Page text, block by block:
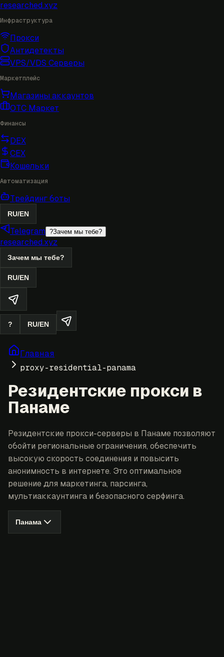
researched.xyz
Инфраструктура
Прокси
Антидетекты
VPS/VDS Серверы
Маркетплейс
Магазины аккаунтов
OTC Маркет
Финансы
DEX
CEX
Кошельки
Автоматизация
Трейдинг боты
RU/EN
Telegram ?Зачем мы тебе?
researched.xyz
Зачем мы тебе?
RU/EN
? RU/EN
Главная
proxy-residential-panama
Резидентские прокси в
Панаме
Резидентские прокси-серверы в Панаме позволяют
обойти региональные ограничения, обеспечить
высокую скорость соединения и повысить
анонимность в интернете. Это оптимальное
решение для маркетинга, парсинга,
мультиаккаунтинга и безопасного серфинга.
Панама